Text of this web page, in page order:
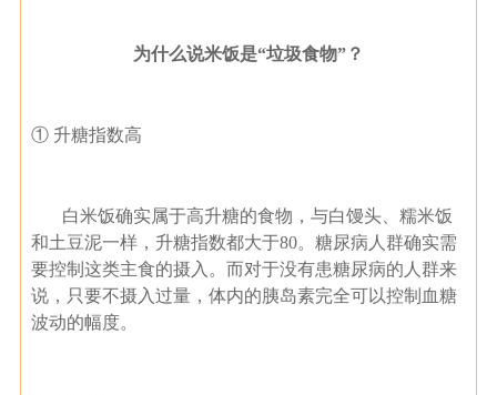
为什么说米饭是“垃圾食物”？
① 升糖指数高
白米饭确实属于高升糖的食物，与白馒头、糯米饭
和土豆泥一样，升糖指数都大于80。糖尿病人群确实需
要控制这类主食的摄入。而对于没有患糖尿病的人群来
说，只要不摄入过量，体内的胰岛素完全可以控制血糖
波动的幅度。